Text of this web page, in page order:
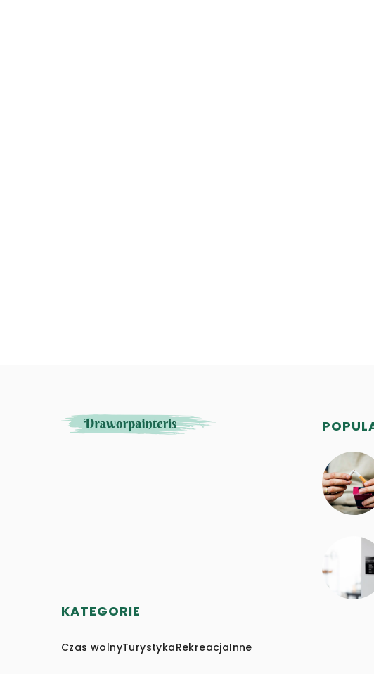
KATEGORIE
Czas wolnyTurystykaRekreacjaInne